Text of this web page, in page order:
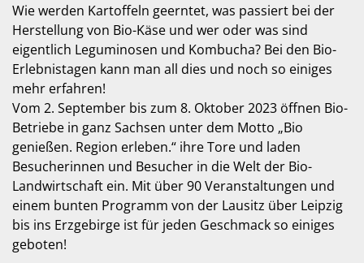
Wie werden Kartoffeln geerntet, was passiert bei der
Herstellung von Bio-Käse und wer oder was sind
eigentlich Leguminosen und Kombucha? Bei den Bio-
Erlebnistagen kann man all dies und noch so einiges
mehr erfahren!
Vom 2. September bis zum 8. Oktober 2023 öffnen Bio-
Betriebe in ganz Sachsen unter dem Motto „Bio
genießen. Region erleben.“ ihre Tore und laden
Besucherinnen und Besucher in die Welt der Bio-
Landwirtschaft ein. Mit über 90 Veranstaltungen und
einem bunten Programm von der Lausitz über Leipzig
bis ins Erzgebirge ist für jeden Geschmack so einiges
geboten!